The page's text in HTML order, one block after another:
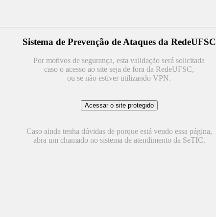
Sistema de Prevenção de Ataques da RedeUFSC
Por motivos de segurança, esta validação será solicitada
caso o acesso ao site seja de fora da RedeUFSC,
ou se não estiver utilizando VPN.
Caso ainda tenha dúvidas de porque está vendo essa página,
abra um chamado no sistema de atendimento da SeTIC.